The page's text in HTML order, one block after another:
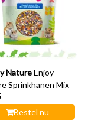
Nature Enjoy
Sprinkhanen Mix
Bestel nu